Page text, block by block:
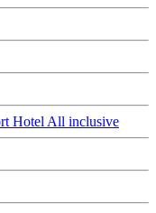
Hotel All inclusive